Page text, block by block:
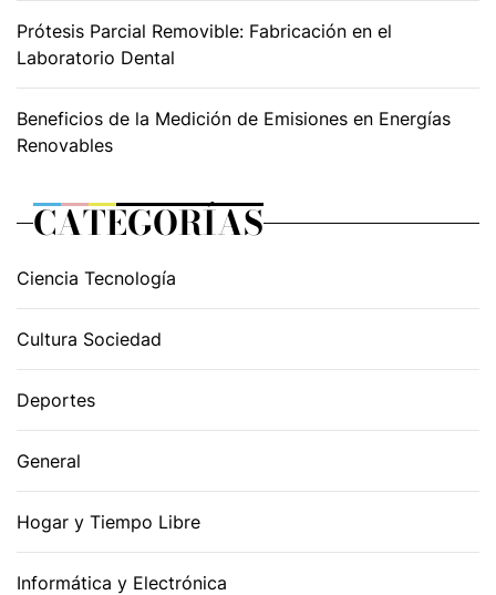
Prótesis Parcial Removible: Fabricación en el
Laboratorio Dental
Beneficios de la Medición de Emisiones en Energías
Renovables
CATEGORÍAS
Ciencia Tecnología
Cultura Sociedad
Deportes
General
Hogar y Tiempo Libre
Informática y Electrónica